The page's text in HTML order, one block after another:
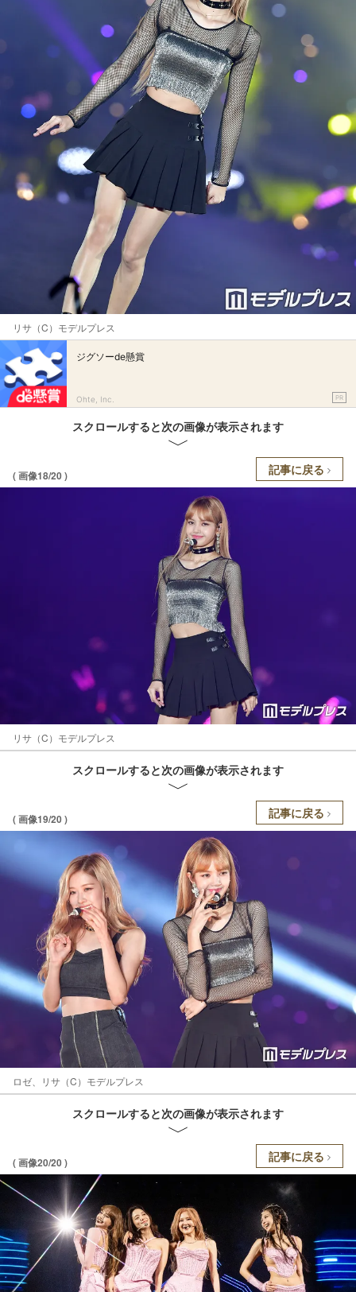
リサ（C）モデルプレス
ジグソーde懸賞
Ohte, Inc. PR
スクロールすると次の画像が表示されます
( 画像18/20 ) 記事に戻る
リサ（C）モデルプレス
スクロールすると次の画像が表示されます
( 画像19/20 ) 記事に戻る
ロゼ、リサ（C）モデルプレス
スクロールすると次の画像が表示されます
( 画像20/20 ) 記事に戻る